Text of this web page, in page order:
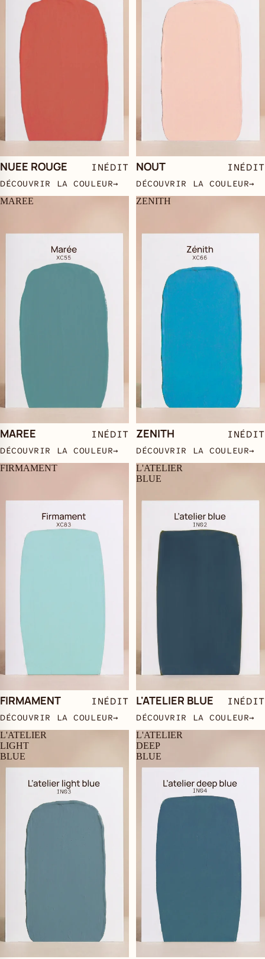
NUEE ROUGE INÉDIT
DÉCOUVRIR LA COULEUR→
Épuisé
NOUT INÉDIT
DÉCOUVRIR LA COULEUR→
MAREE
MAREE INÉDIT
DÉCOUVRIR LA COULEUR→
ZENITH
ZENITH INÉDIT
DÉCOUVRIR LA COULEUR→
FIRMAMENT
FIRMAMENT INÉDIT
DÉCOUVRIR LA COULEUR→
L'ATELIER
BLUE
L'ATELIER BLUE INÉDIT
DÉCOUVRIR LA COULEUR→
L'ATELIER
LIGHT
BLUE
L'ATELIER
DEEP
BLUE